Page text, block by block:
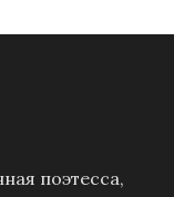
поэтесса,